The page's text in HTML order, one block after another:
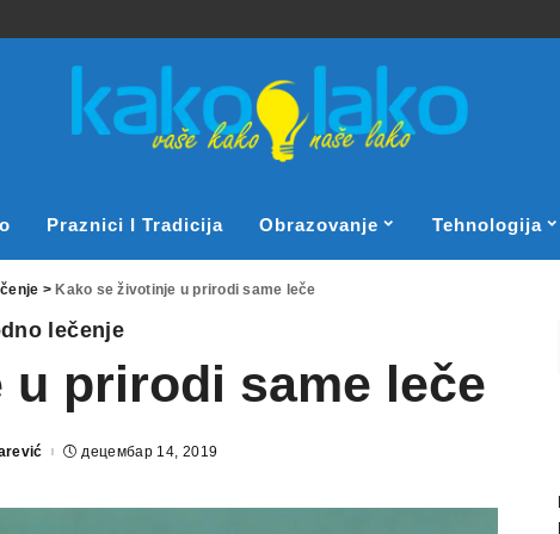
Praznici I Tradicija Obrazovanje Tehnologija
> Kako se životinje u prirodi same leče
lečenje
prirodi same leče
децембар 14, 2019